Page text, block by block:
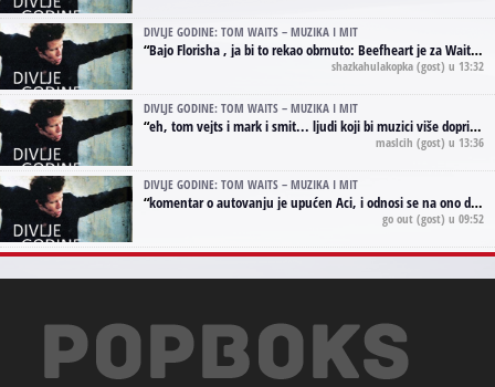
DIVLJE GODINE: TOM WAITS – MUZIKA I MIT
“Bajo Florisha , ja bi to rekao obrnuto: Beefheart je za Waitsa, isto sto i Hendrix za Lenny Kravitza
shazkahulakopka (gost) u 13:32
DIVLJE GODINE: TOM WAITS – MUZIKA I MIT
“eh, tom vejts i mark i smit... ljudi koji bi muzici više doprineli da su radili kao vozači tramvaja u gsp-u.
maslcih (gost) u 13:36
DIVLJE GODINE: TOM WAITS – MUZIKA I MIT
“komentar o autovanju je upućen Aci, i odnosi se na ono drugo autovanje...'senzualnost Waitsa' ;)
go out (gost) u 09:52